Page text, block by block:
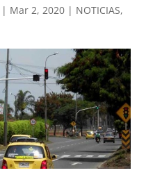
| Mar 2, 2020| NOTICIAS,